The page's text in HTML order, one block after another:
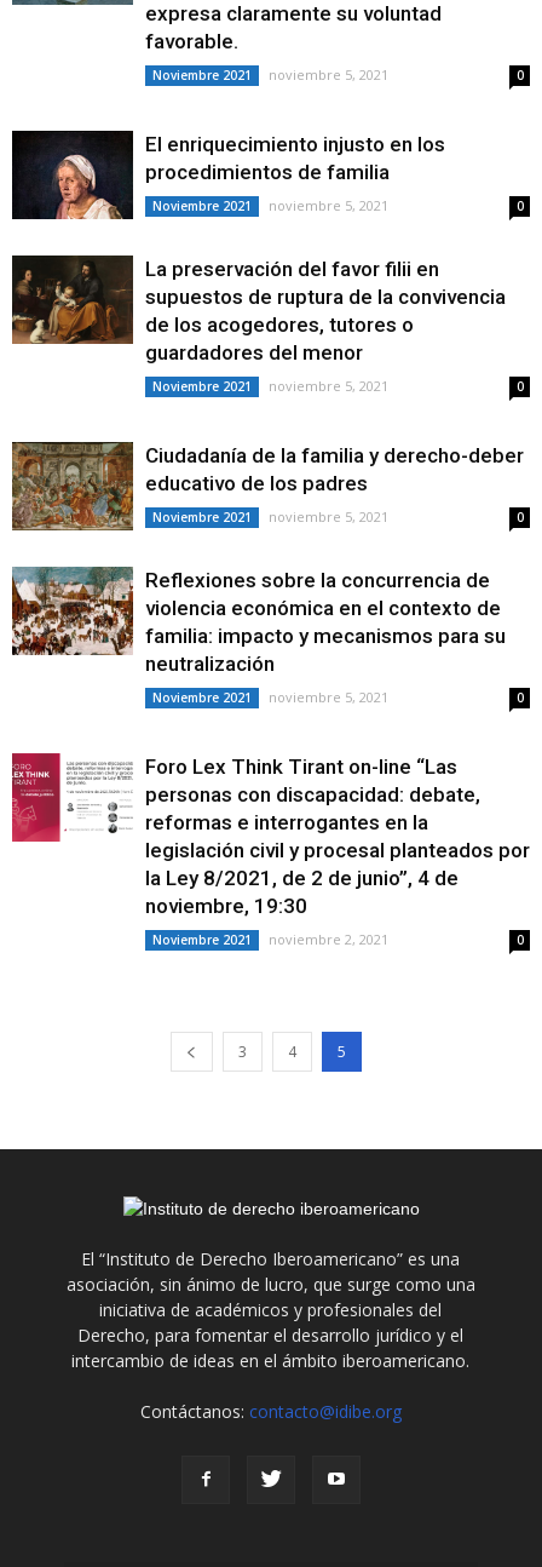
expresa claramente su voluntad
favorable.
Noviembre 2021 noviembre 5, 2021 0
El enriquecimiento injusto en los
procedimientos de familia
Noviembre 2021 noviembre 5, 2021 0
La preservación del favor filii en
supuestos de ruptura de la convivencia
de los acogedores, tutores o
guardadores del menor
Noviembre 2021 noviembre 5, 2021 0
Ciudadanía de la familia y derecho-deber
educativo de los padres
Noviembre 2021 noviembre 5, 2021 0
Reflexiones sobre la concurrencia de
violencia económica en el contexto de
familia: impacto y mecanismos para su
neutralización
Noviembre 2021 noviembre 5, 2021 0
Foro Lex Think Tirant on-line “Las
personas con discapacidad: debate,
reformas e interrogantes en la
legislación civil y procesal planteados por
la Ley 8/2021, de 2 de junio”, 4 de
noviembre, 19:30
Noviembre 2021 noviembre 2, 2021 0
3 4 5
El “Instituto de Derecho Iberoamericano” es una
asociación, sin ánimo de lucro, que surge como una
iniciativa de académicos y profesionales del
Derecho, para fomentar el desarrollo jurídico y el
intercambio de ideas en el ámbito iberoamericano.
Contáctanos: contacto@idibe.org